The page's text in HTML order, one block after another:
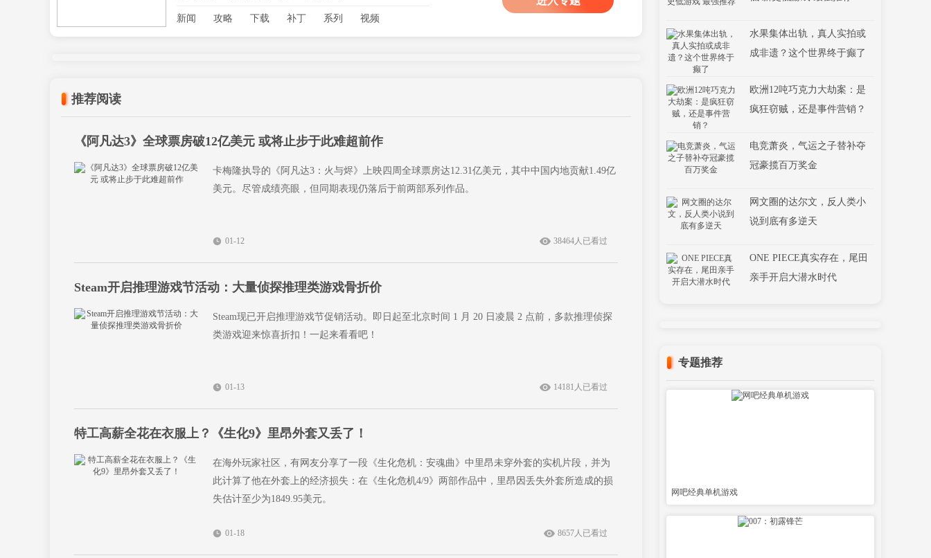
新闻 攻略 下载 补丁 系列 视频
推荐阅读
《阿凡达3》全球票房破12亿美元 或将止步于此难超前作
卡梅隆执导的《阿凡达3：火与烬》上映四周全球票房达12.31亿美元，其中中国内地贡献1.49亿
美元。尽管成绩亮眼，但同期表现仍落后于前两部系列作品。
01-12 38464人已看过
Steam开启推理游戏节活动：大量侦探推理类游戏骨折价
Steam现已开启推理游戏节促销活动。即日起至北京时间 1 月 20 日凌晨 2 点前，多款推理侦探
类游戏迎来惊喜折扣！一起来看看吧！
01-13 14181人已看过
特工高薪全花在衣服上？《生化9》里昂外套又丢了！
在海外玩家社区，有网友分享了一段《生化危机：安魂曲》中里昂未穿外套的实机片段，并为
此计算了他在外套上的经济损失：在《生化危机4/9》两部作品中，里昂因丢失外套所造成的损
失估计至少为1849.95美元。
01-18 8657人已看过
水果集体出轨，真人实拍或
成非遗？这个世界终于癫了
欧洲12吨巧克力大劫案：是
疯狂窃贼，还是事件营销？
电竞萧炎，气运之子替补夺
冠豪揽百万奖金
网文圈的达尔文，反人类小
说到底有多逆天
ONE PIECE真实存在，尾田
亲手开启大潜水时代
专题推荐
网吧经典单机游戏